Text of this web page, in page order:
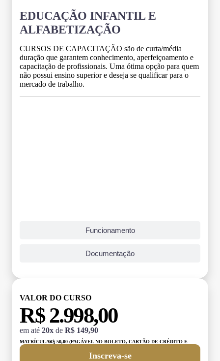
EDUCAÇÃO INFANTIL E
ALFABETIZAÇÃO
CURSOS DE CAPACITAÇÃO são de curta/média
duração que garantem conhecimento, aperfeiçoamento e
capacitação de profissionais. Uma ótima opção para quem
não possui ensino superior e deseja se qualificar para o
mercado de trabalho.
Funcionamento
Documentação
VALOR DO CURSO
R$ 2.998,00
em até 20x de R$ 149,90
MATRÍCULA:R$ 50,00 (PAGÁVEL NO BOLETO, CARTÃO DE CRÉDITO E
Inscreva-se